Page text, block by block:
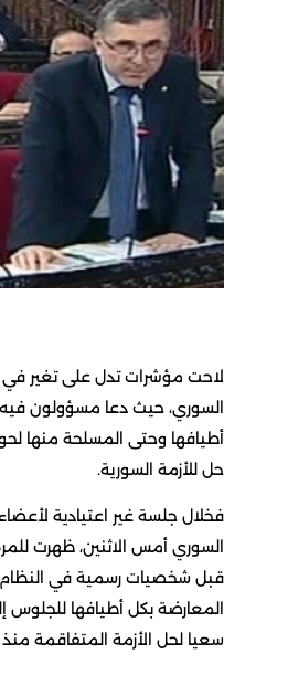
لاحت مؤشرات تدل على تغير في موقف
السوري، حيث دعا مسؤولون فيه،
أطيافها وحتى المسلحة منها لحوار غير
حل للأزمة السورية.
فخلال جلسة غير اعتيادية لأعضاء
السوري أمس الاثنين، ظهرت للمرة
قبل شخصيات رسمية في النظام
المعارضة بكل أطيافها للجلوس إلى
سعيا لحل الأزمة المتفاقمة منذ 23 شهراً.